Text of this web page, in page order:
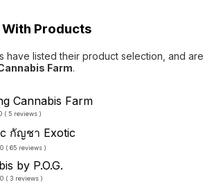
Products
have listed their product selection, and are
Farm.
Cannabis Farm
( 5 reviews )
กัญชา Exotic
( 65 reviews )
by P.O.G.
( 3 reviews )